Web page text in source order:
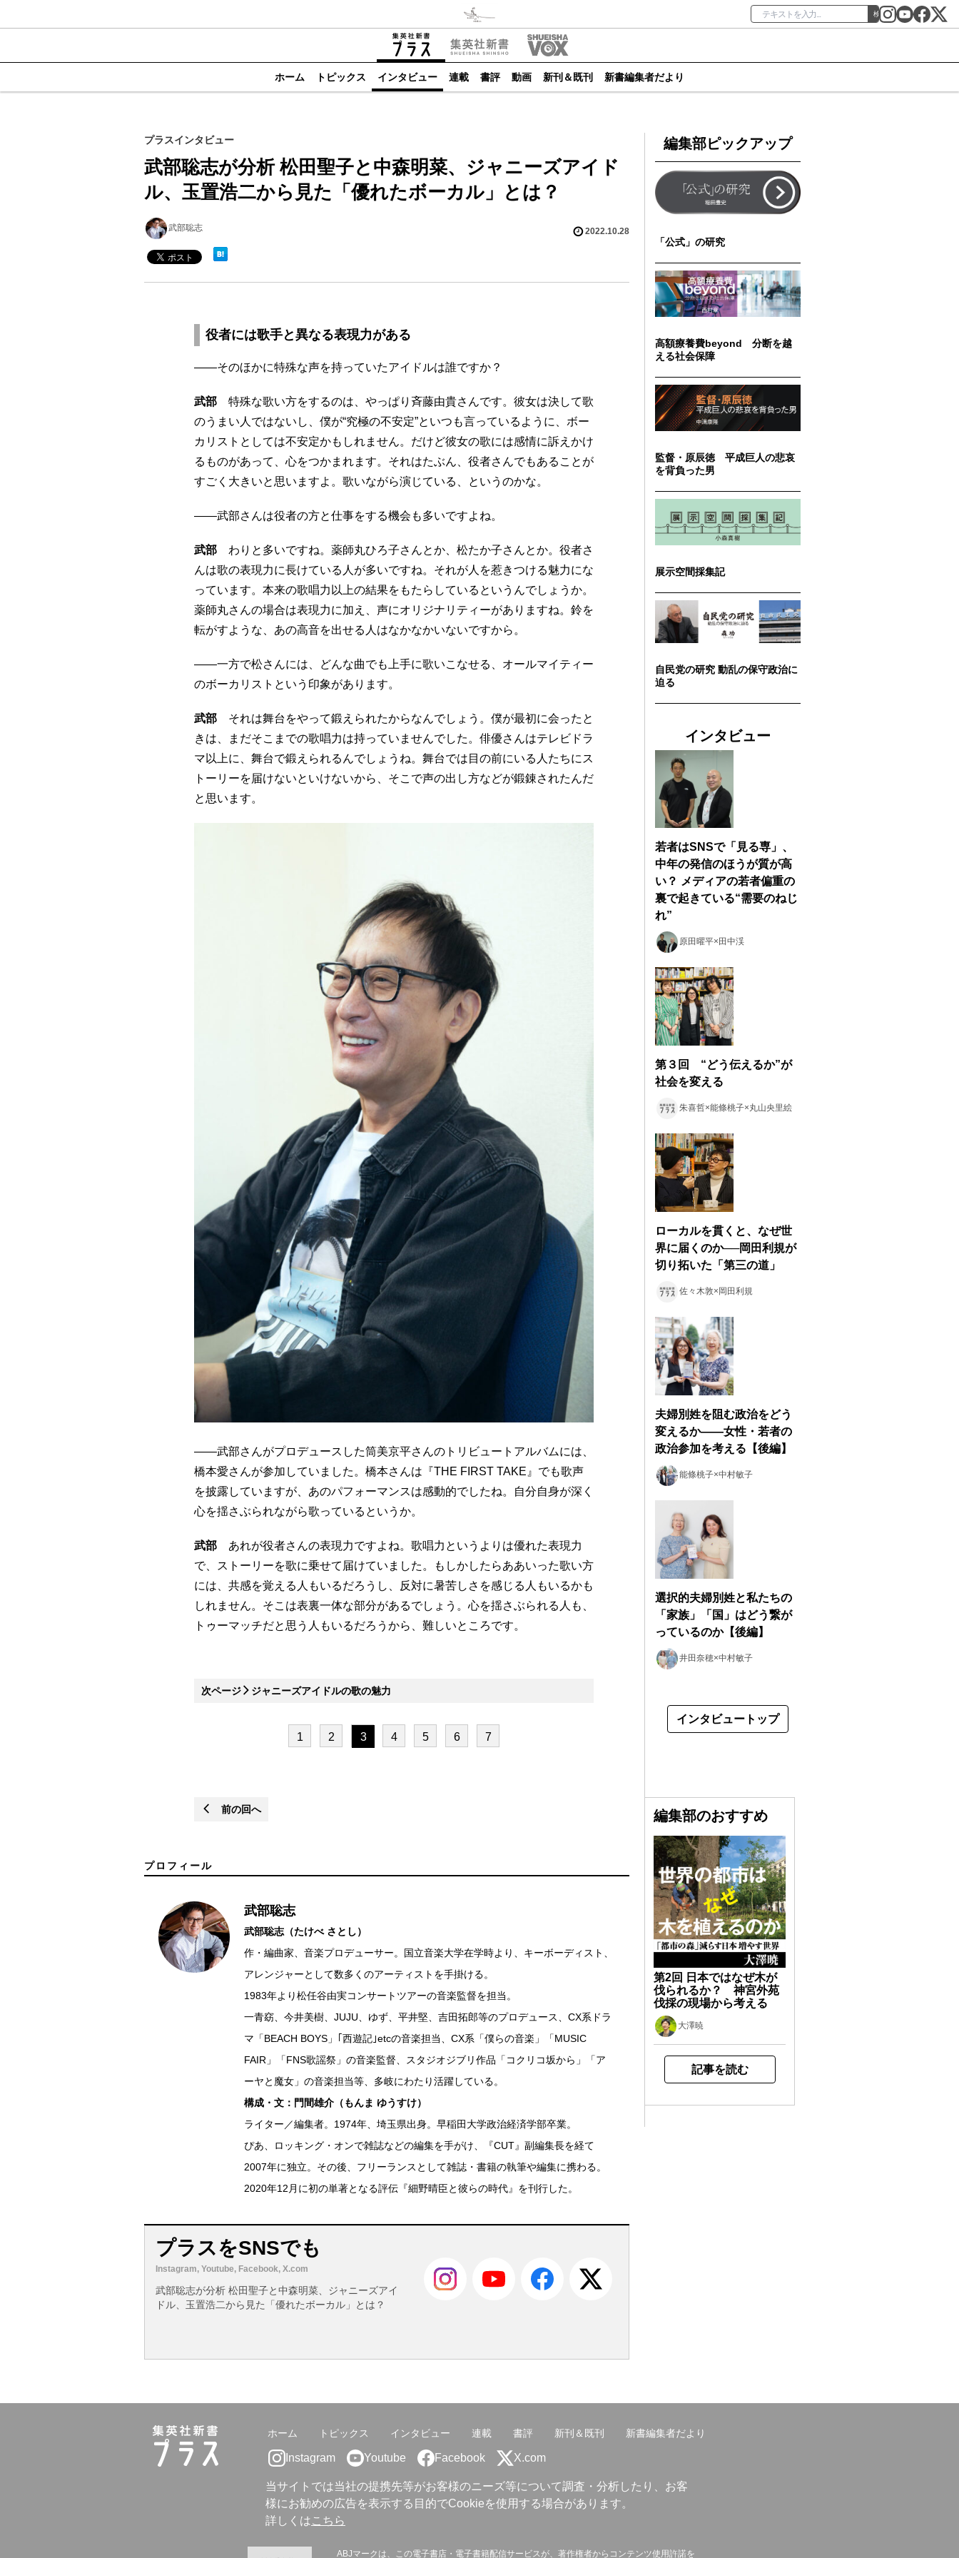
検索
ホーム トピックス インタビュー 連載 書評 動画 新刊＆既刊 新書編集者だより
プラスインタビュー
武部聡志が分析 松田聖子と中森明菜、ジャニーズアイド
ル、玉置浩二から見た「優れたボーカル」とは？
武部聡志 2022.10.28
役者には歌手と異なる表現力がある
――そのほかに特殊な声を持っていたアイドルは誰ですか？
武部 特殊な歌い方をするのは、やっぱり斉藤由貴さんです。彼女は決して歌
のうまい人ではないし、僕が“究極の不安定”といつも言っているように、ボー
カリストとしては不安定かもしれません。だけど彼女の歌には感情に訴えかけ
るものがあって、心をつかまれます。それはたぶん、役者さんでもあることが
すごく大きいと思いますよ。歌いながら演じている、というのかな。
――武部さんは役者の方と仕事をする機会も多いですよね。
武部 わりと多いですね。薬師丸ひろ子さんとか、松たか子さんとか。役者さ
んは歌の表現力に長けている人が多いですね。それが人を惹きつける魅力にな
っています。本来の歌唱力以上の結果をもたらしているというんでしょうか。
薬師丸さんの場合は表現力に加え、声にオリジナリティーがありますね。鈴を
転がすような、あの高音を出せる人はなかなかいないですから。
――一方で松さんには、どんな曲でも上手に歌いこなせる、オールマイティー
のボーカリストという印象があります。
武部 それは舞台をやって鍛えられたからなんでしょう。僕が最初に会ったと
きは、まだそこまでの歌唱力は持っていませんでした。俳優さんはテレビドラ
マ以上に、舞台で鍛えられるんでしょうね。舞台では目の前にいる人たちにス
トーリーを届けないといけないから、そこで声の出し方などが鍛錬されたんだ
と思います。
――武部さんがプロデュースした筒美京平さんのトリビュートアルバムには、
橋本愛さんが参加していました。橋本さんは『THE FIRST TAKE』でも歌声
を披露していますが、あのパフォーマンスは感動的でしたね。自分自身が深く
心を揺さぶられながら歌っているというか。
武部 あれが役者さんの表現力ですよね。歌唱力というよりは優れた表現力
で、ストーリーを歌に乗せて届けていました。もしかしたらああいった歌い方
には、共感を覚える人もいるだろうし、反対に暑苦しさを感じる人もいるかも
しれません。そこは表裏一体な部分があるでしょう。心を揺さぶられる人も、
トゥーマッチだと思う人もいるだろうから、難しいところです。
次ページ ジャニーズアイドルの歌の魅力
1 2 3 4 5 6 7
前の回へ
プロフィール
武部聡志
武部聡志（たけべ さとし）
作・編曲家、音楽プロデューサー。国立音楽大学在学時より、キーボーディスト、
アレンジャーとして数多くのアーティストを手掛ける。
1983年より松任谷由実コンサートツアーの音楽監督を担当。
一青窈、今井美樹、JUJU、ゆず、平井堅、吉田拓郎等のプロデュース、CX系ドラ
マ「BEACH BOYS」｢西遊記｣etcの音楽担当、CX系「僕らの音楽」「MUSIC
FAIR」「FNS歌謡祭」の音楽監督、スタジオジブリ作品「コクリコ坂から」「ア
ーヤと魔女」の音楽担当等、多岐にわたり活躍している。
構成・文：門間雄介（もんま ゆうすけ）
ライター／編集者。1974年、埼玉県出身。早稲田大学政治経済学部卒業。
ぴあ、ロッキング・オンで雑誌などの編集を手がけ、『CUT』副編集長を経て
2007年に独立。その後、フリーランスとして雑誌・書籍の執筆や編集に携わる。
2020年12月に初の単著となる評伝『細野晴臣と彼らの時代』を刊行した。
プラスをSNSでも
Instagram, Youtube, Facebook, X.com
武部聡志が分析 松田聖子と中森明菜、ジャニーズアイ
ドル、玉置浩二から見た「優れたボーカル」とは？
編集部ピックアップ
「公式」の研究
高額療養費beyond 分断を越
える社会保障
監督・原辰徳 平成巨人の悲哀
を背負った男
展示空間採集記
自民党の研究 動乱の保守政治に
迫る
インタビュー
若者はSNSで「見る専」、
中年の発信のほうが質が高
い？ メディアの若者偏重の
裏で起きている“需要のねじ
れ”
原田曜平×田中渓
第３回 “どう伝えるか”が
社会を変える
朱喜哲×能條桃子×丸山央里絵
ローカルを貫くと、なぜ世
界に届くのか──岡田利規が
切り拓いた「第三の道」
佐々木敦×岡田利規
夫婦別姓を阻む政治をどう
変えるか――女性・若者の
政治参加を考える【後編】
能條桃子×中村敏子
選択的夫婦別姓と私たちの
「家族」「国」はどう繋が
っているのか【後編】
井田奈穂×中村敏子
インタビュートップ
編集部のおすすめ
第2回 日本ではなぜ木が
伐られるか？ 神宮外苑
伐採の現場から考える
大澤暁
記事を読む
ホーム トピックス インタビュー 連載 書評 新刊＆既刊 新書編集者だより
Instagram Youtube Facebook X.com
当サイトでは当社の提携先等がお客様のニーズ等について調査・分析したり、お客
様にお勧めの広告を表示する目的でCookieを使用する場合があります。
詳しくはこちら
ABJマークは、この電子書店・電子書籍配信サービスが、著作権者からコンテンツ使用許諾を